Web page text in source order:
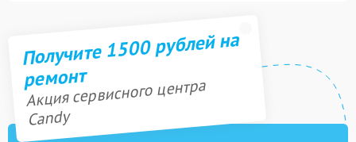
Получите 1500 рублей на
ремонт
Акция сервисного центра
Candy